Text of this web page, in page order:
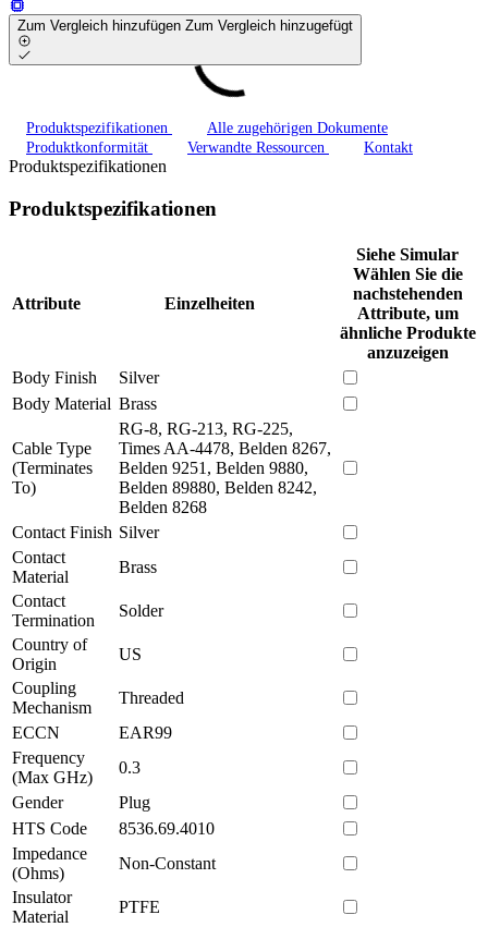
Zum Vergleich hinzufügen Zum Vergleich hinzugefügt
Produktspezifikationen
Alle zugehörigen Dokumente
Produktkonformität
Verwandte Ressourcen Kontakt
Produktspezifikationen
Produktspezifikationen
Attribute Einzelheiten
Siehe Simular
Wählen Sie die
nachstehenden
Attribute, um
ähnliche Produkte
anzuzeigen
Body Finish
Silver
Body Material Brass
Cable Type
(Terminates
To)
RG-8, RG-213, RG-225,
Times AA-4478, Belden 8267,
Belden 9251, Belden 9880,
Belden 89880, Belden 8242,
Belden 8268
Contact Finish Silver
Contact
Material
Brass
Contact
Termination
Solder
Country of
Origin
US
Coupling
Mechanism
Threaded
ECCN
EAR99
Frequency
(Max GHz)
0.3
Gender
Plug
HTS Code
8536.69.4010
Impedance
(Ohms)
Non-Constant
Insulator
Material
PTFE